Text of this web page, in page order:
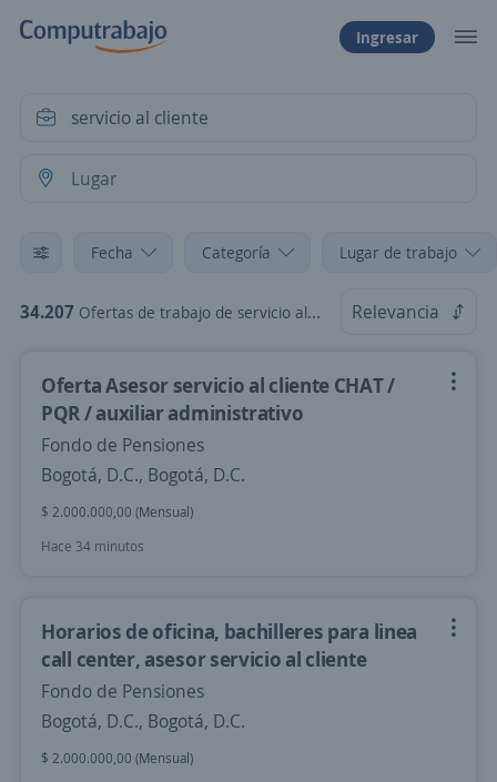
Ingresar
Fecha Categoría Lugar de trabajo
34.207 Ofertas de trabajo de servicio al cliente Relevancia
Oferta Asesor servicio al cliente CHAT /
PQR / auxiliar administrativo
Fondo de Pensiones
Bogotá, D.C., Bogotá, D.C.
$ 2.000.000,00 (Mensual)
Hace 34 minutos
Horarios de oficina, bachilleres para linea
call center, asesor servicio al cliente
Fondo de Pensiones
Bogotá, D.C., Bogotá, D.C.
$ 2.000.000,00 (Mensual)